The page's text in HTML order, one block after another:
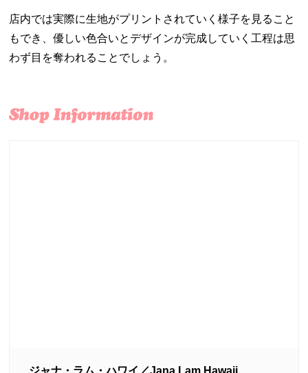
店内では実際に生地がプリントされていく様子を見ること
もでき、優しい色合いとデザインが完成していく工程は思
わず目を奪われることでしょう。
ジャナ・ラム・ハワイ／Jana Lam Hawaii